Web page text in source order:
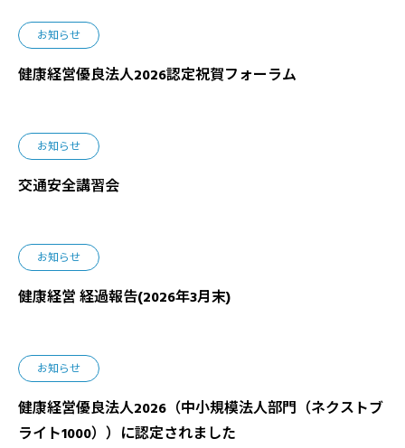
お知らせ
健康経営優良法人2026認定祝賀フォーラム
お知らせ
交通安全講習会
お知らせ
健康経営 経過報告(2026年3月末)
お知らせ
健康経営優良法人2026（中小規模法人部門（ネクストブ
ライト1000））に認定されました